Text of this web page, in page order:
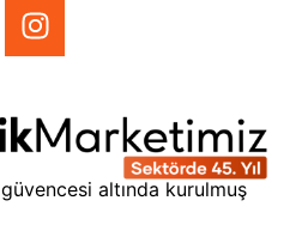
güvencesi altında kurulmuş